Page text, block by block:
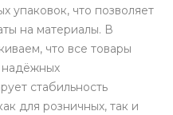
упаковок, что позволяет
на материалы. В
что все товары
надёжных
стабильность
для розничных, так и